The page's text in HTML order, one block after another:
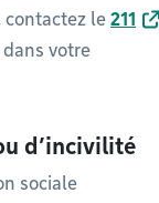
le 211
votre
d’incivilité
sociale